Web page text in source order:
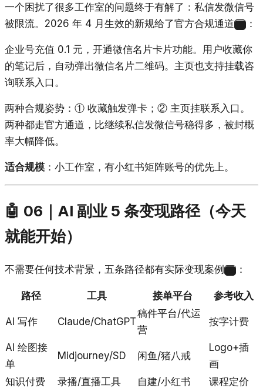
一个困扰了很多工作室的问题终于有解了：私信发微信号
被限流。2026 年 4 月生效的新规给了官方合规通道
：
企业号充值 0.1 元，开通微信名片卡片功能。用户收藏你
的笔记后，自动弹出微信名片二维码。主页也支持挂载咨
询联系入口。
两种合规姿势：① 收藏触发弹卡；② 主页挂联系入口。
两种都走官方通道，比继续私信发微信号稳得多，被封概
率大幅降低。
适合规模 ：小工作室，有小红书矩阵账号的优先上。
🤖 06｜AI 副业 5 条变现路径（今天
就能开始）
不需要任何技术背景，五条路径都有实际变现案例 ：
路径 工具 接单平台 参考收入
AI 写作 Claude/ChatGPT
稿件平台/代运
营
按字计费
AI 绘图接
单
Midjourney/SD 闲鱼/猪八戒
Logo+插
画
知识付费
录播/直播工具 自建/小红书
课程定价